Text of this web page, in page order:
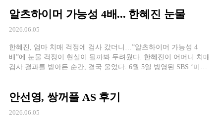
고 어느 순간 나라는 사람을 잊고 살았다”는 고백이 뒤따랐다. 5년
알츠하이머 가능성 4배... 한혜진 눈물
2026.06.05
한혜진, 엄마 치매 걱정에 검사 갔더니…”알츠하이머 가능성 4
배”에 눈물 걱정이 현실이 될까봐 두려웠다. 한혜진이 어머니 치매
검사 결과를 받아든 순간, 결국 울었다. 6월 5일 방영된 SBS ‘미운
트를 살피다 한혜진은 먼저 눈물을 보였다. 노년의 부모에게 닥칠
안선영, 쌍꺼풀 AS 후기
2026.06.05